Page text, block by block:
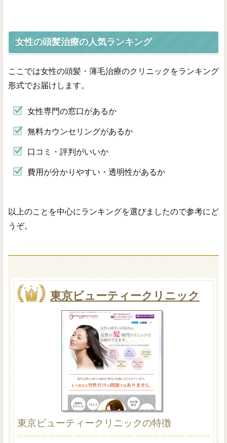
女性の頭髪治療の人気ランキング
ここでは女性の頭髪・薄毛治療のクリニックをランキング
形式でお届けします。
女性専門の窓口があるか
無料カウンセリングがあるか
口コミ・評判がいいか
費用が分かりやすい・透明性があるか
以上のことを中心にランキングを選びましたので参考にど
うぞ。
東京ビューティークリニック
東京ビューティークリニックの特徴